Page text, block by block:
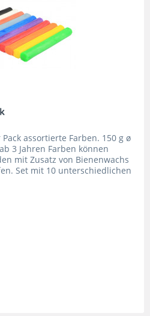
assortierte Farben. 150 g ø
3 Jahren Farben können
mit Zusatz von Bienenwachs
Set mit 10 unterschiedlichen